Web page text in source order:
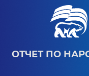
ОТЧЕТ ПО